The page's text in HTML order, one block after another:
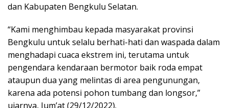
dan Kabupaten Bengkulu Selatan.
“Kami menghimbau kepada masyarakat provinsi
Bengkulu untuk selalu berhati-hati dan waspada dalam
menghadapi cuaca ekstrem ini, terutama untuk
pengendara kendaraan bermotor baik roda empat
ataupun dua yang melintas di area pengunungan,
karena ada potensi pohon tumbang dan longsor,”
ujarnya, Jum’at (29/12/2022).